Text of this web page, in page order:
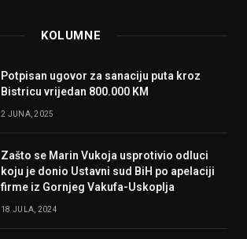
KOLUMNE
Potpisan ugovor za sanaciju puta kroz
Bistricu vrijedan 800.000 KM
2 JUNA, 2025
Zašto se Marin Vukoja usprotivio odluci
koju je donio Ustavni sud BiH po apelaciji
firme iz Gornjeg Vakufa-Uskoplja
18 JULA, 2024